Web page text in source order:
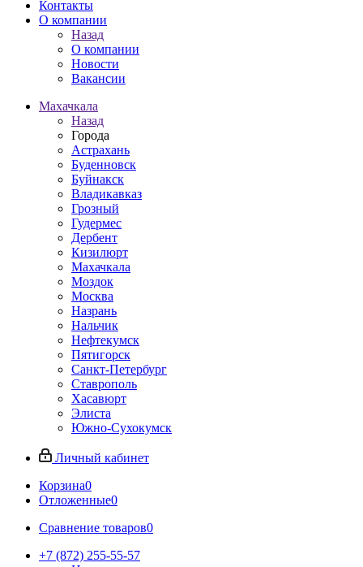
Контакты
О компании
Назад
О компании
Новости
Вакансии
Махачкала
Назад
Города
Астрахань
Буденновск
Буйнакск
Владикавказ
Грозный
Гудермес
Дербент
Кизилюрт
Махачкала
Моздок
Москва
Назрань
Нальчик
Нефтекумск
Пятигорск
Санкт-Петербург
Ставрополь
Хасавюрт
Элиста
Южно-Сухокумск
Личный кабинет
Корзина0
Отложенные0
Сравнение товаров0
+7 (872) 255-55-57